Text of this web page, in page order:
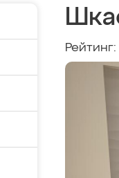
Рейтинг: